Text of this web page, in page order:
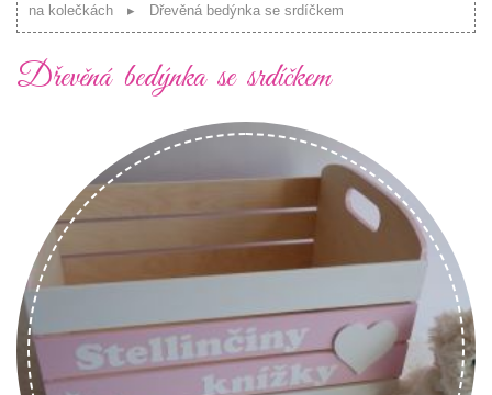
na kolečkách
Dřevěná bedýnka se srdíčkem
Dřevěná bedýnka se srdíčkem